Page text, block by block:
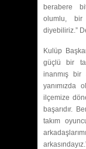
berabere
olumlu, bir
diyebiliriz.”
Kulüp
güçlü bir
inanmış bir
yanımızda
ilçemize
başarıdır.
takım